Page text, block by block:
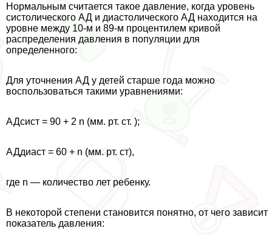
Нормальным считается такое давление, когда уровень
систолического АД и диастолического АД находится на
уровне между 10-м и 89-м процентилем кривой
распределения давления в популяции для
определенного:
Для уточнения АД у детей старше года можно
воспользоваться такими уравнениями:
АДсист = 90 + 2 n (мм. рт. ст. );
АДдиаст = 60 + n (мм. рт. ст),
где n — количество лет ребенку.
В некоторой степени становится понятно, от чего зависит
показатель давления: